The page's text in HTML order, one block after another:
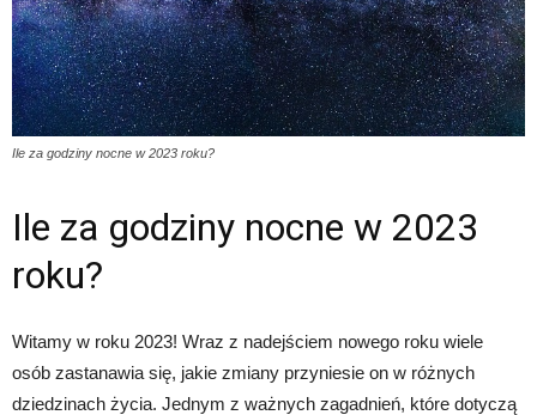
Ile za godziny nocne w 2023 roku?
Ile za godziny nocne w 2023
roku?
Witamy w roku 2023! Wraz z nadejściem nowego roku wiele
osób zastanawia się, jakie zmiany przyniesie on w różnych
dziedzinach życia. Jednym z ważnych zagadnień, które dotyczą